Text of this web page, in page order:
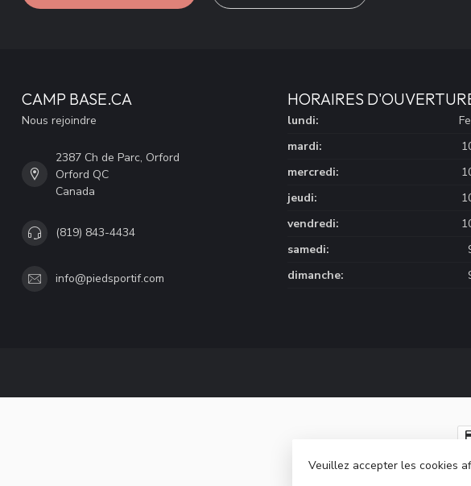
CAMP BASE.CA
Nous rejoindre
2387 Ch de Parc, Orford
Orford QC
Canada
(819) 843-4434
info@piedsportif.com
HORAIRES
lundi:
mardi:
mercredi:
jeudi:
vendredi:
samedi:
dimanche:
© Copyright 2026 Camp Base.ca
Veuillez accepter les cookies